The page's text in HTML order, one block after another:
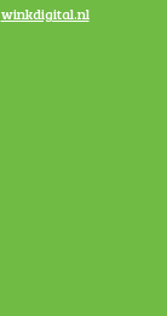
winkdigital.nl